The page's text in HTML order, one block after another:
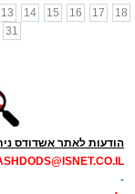
13 14 15 16 17
18
31
הודעות לאתר אשדודס
-